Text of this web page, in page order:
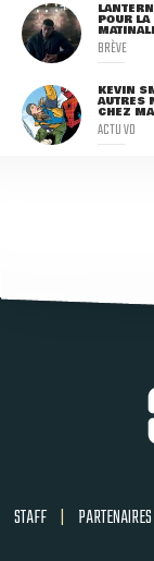
POUR
BRÈVE
KEVIN
AUTRES
CHEZ
ACTU VO
STAFF | PARTENAIRES